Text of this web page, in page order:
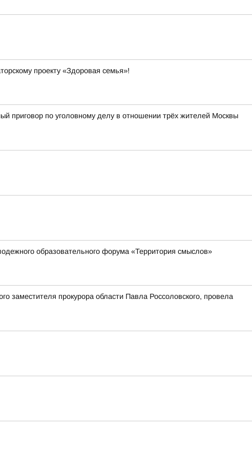
проекту «Здоровая семья»!
приговор по уголовному делу в отношении трёх жителей Москвы
образовательного форума «Территория смыслов»
заместителя прокурора области Павла Россоловского, провела